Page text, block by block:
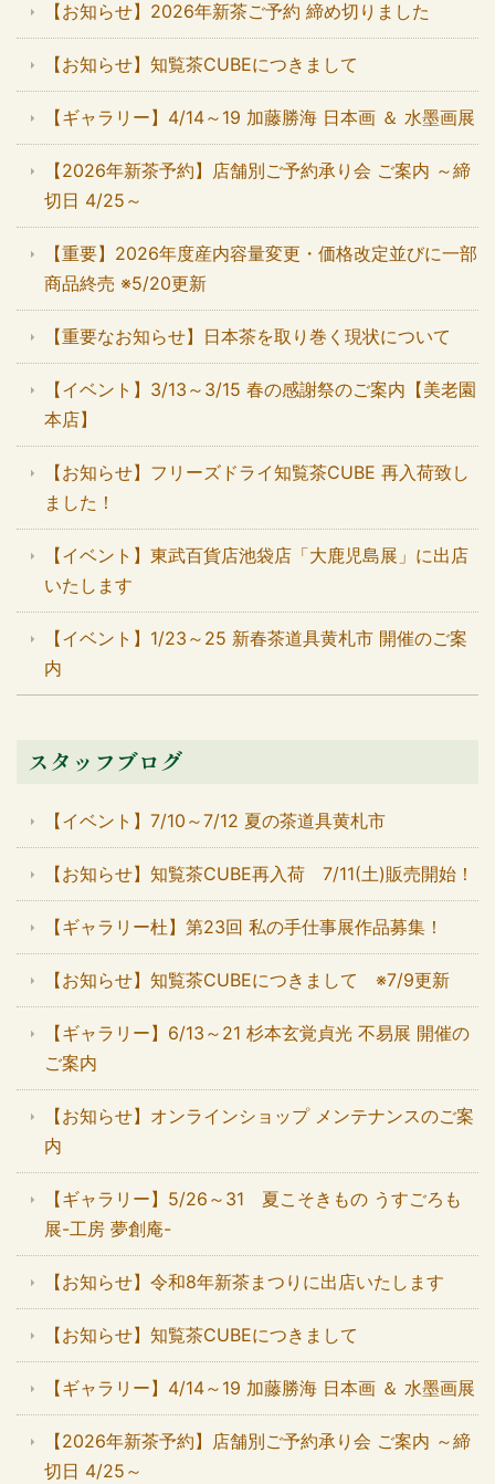
【お知らせ】2026年新茶ご予約 締め切りました
【お知らせ】知覧茶CUBEにつきまして
【ギャラリー】4/14～19 加藤勝海 日本画 ＆ 水墨画展
【2026年新茶予約】店舗別ご予約承り会 ご案内 ～締
切日 4/25～
【重要】2026年度産内容量変更・価格改定並びに一部
商品終売 ※5/20更新
【重要なお知らせ】日本茶を取り巻く現状について
【イベント】3/13～3/15 春の感謝祭のご案内【美老園
本店】
【お知らせ】フリーズドライ知覧茶CUBE 再入荷致し
ました！
【イベント】東武百貨店池袋店「大鹿児島展」に出店
いたします
【イベント】1/23～25 新春茶道具黄札市 開催のご案
内
スタッフブログ
【イベント】7/10～7/12 夏の茶道具黄札市
【お知らせ】知覧茶CUBE再入荷 7/11(土)販売開始！
【ギャラリー杜】第23回 私の手仕事展作品募集！
【お知らせ】知覧茶CUBEにつきまして ※7/9更新
【ギャラリー】6/13～21 杉本玄覚貞光 不易展 開催の
ご案内
【お知らせ】オンラインショップ メンテナンスのご案
内
【ギャラリー】5/26～31 夏こそきもの うすごろも
展-工房 夢創庵-
【お知らせ】令和8年新茶まつりに出店いたします
【お知らせ】知覧茶CUBEにつきまして
【ギャラリー】4/14～19 加藤勝海 日本画 ＆ 水墨画展
【2026年新茶予約】店舗別ご予約承り会 ご案内 ～締
切日 4/25～